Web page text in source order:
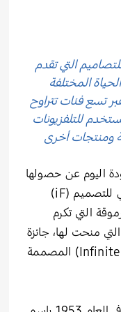
التي تقدم
المختلفة
على 80 جائزة عبر تسع فئات تتراوح
للتلفزيونات
ومنتجات أخرى
اليوم عن حصولها
على 80 جائزة في جوائز المنتدى الدولي للتصميم (iF)
التي تكرم
منحت لها، جائزة
ذهبية لخط ثلاجات سامسونج (Infinite Line) المصممة